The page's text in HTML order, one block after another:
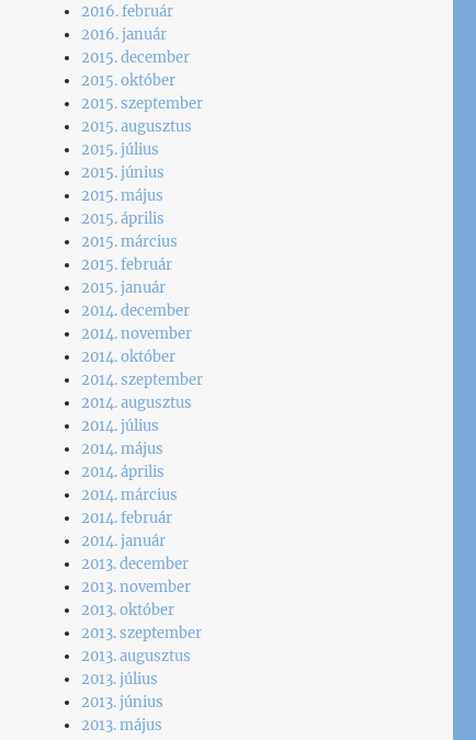
2016. február
2016. január
2015. december
2015. október
2015. szeptember
2015. augusztus
2015. július
2015. június
2015. május
2015. április
2015. március
2015. február
2015. január
2014. december
2014. november
2014. október
2014. szeptember
2014. augusztus
2014. július
2014. május
2014. április
2014. március
2014. február
2014. január
2013. december
2013. november
2013. október
2013. szeptember
2013. augusztus
2013. július
2013. június
2013. május